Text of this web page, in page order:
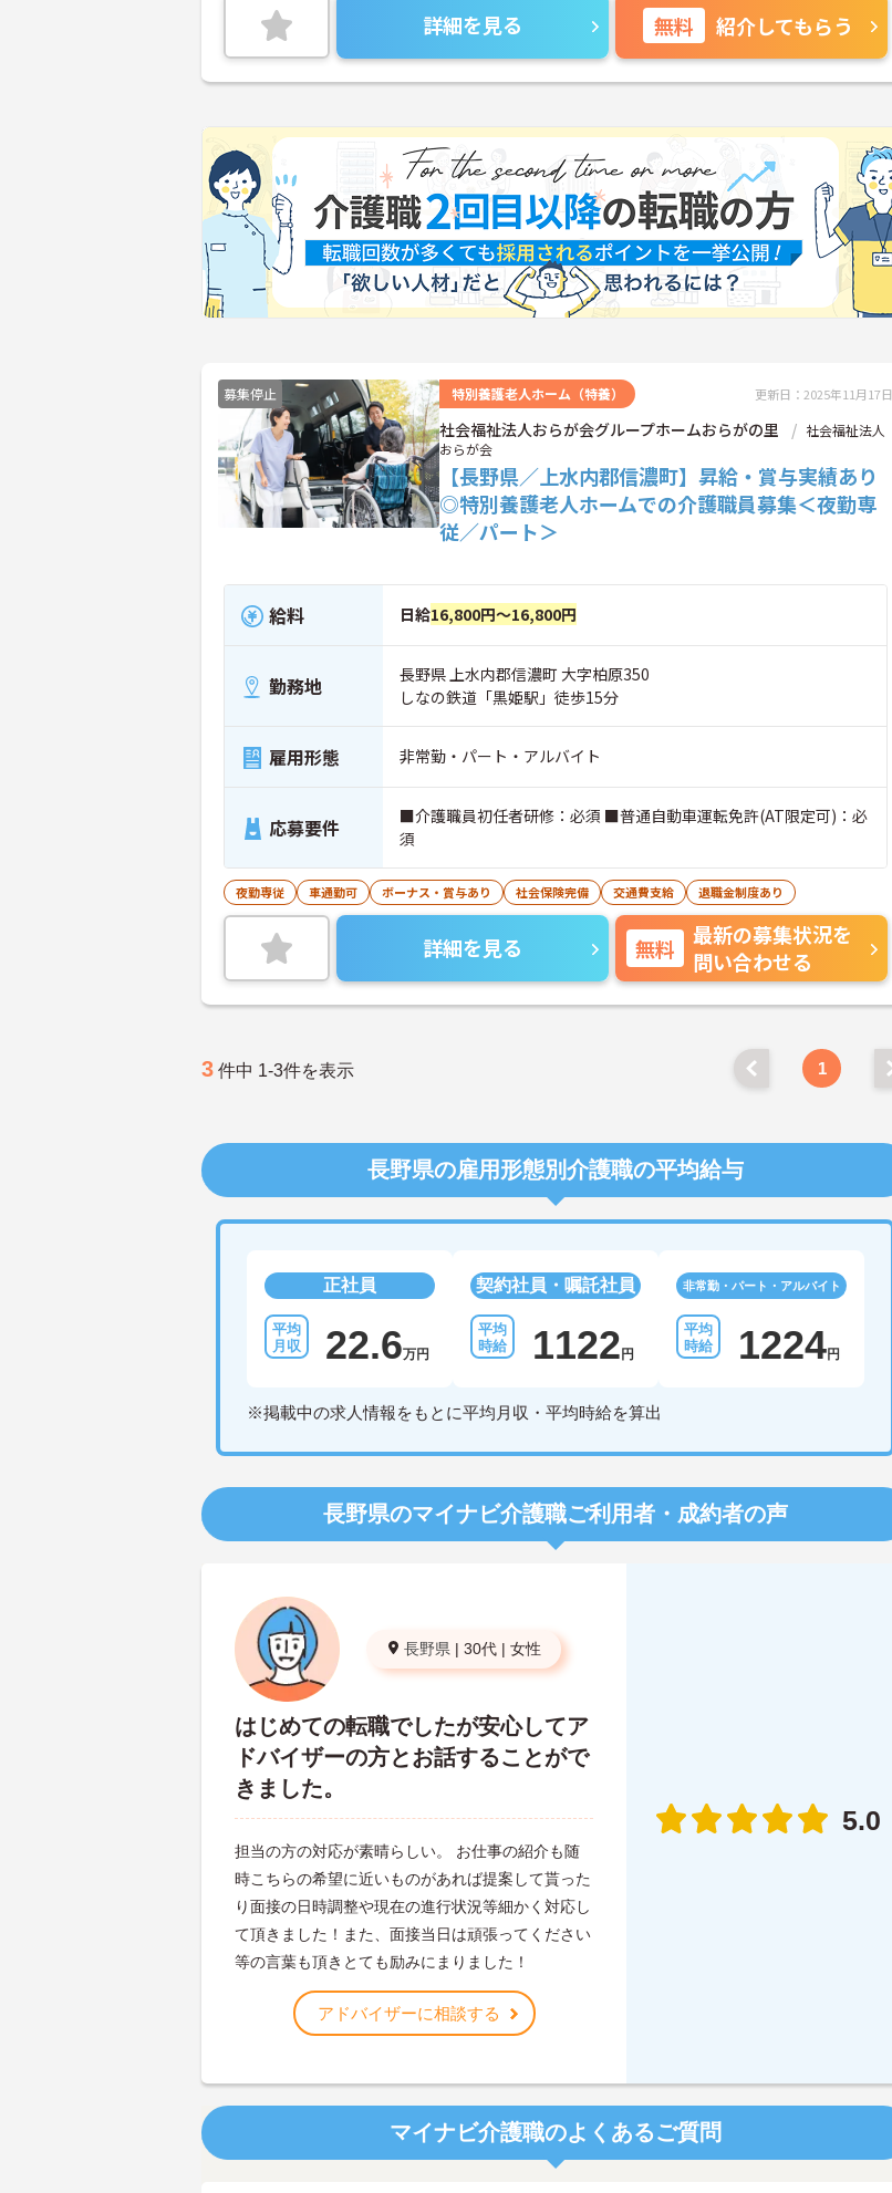
詳細を見る 無料 紹介してもらう
募集停止 特別養護老人ホーム（特養） 更新日：2025年11月17日
社会福祉法人おらが会グループホームおらがの里
社会福祉法人
おらが会
【長野県／上水内郡信濃町】昇給・賞与実績あり
◎特別養護老人ホームでの介護職員募集＜夜勤専
従／パート＞
給料 日給16,800円～16,800円
勤務地
長野県 上水内郡信濃町 大字柏原350
しなの鉄道「黒姫駅」徒歩15分
雇用形態 非常勤・パート・アルバイト
応募要件
■介護職員初任者研修：必須 ■普通自動車運転免許(AT限定可)：必
須
夜勤専従 車通勤可 ボーナス・賞与あり 社会保険完備 交通費支給 退職金制度あり
詳細を見る 無料
最新の募集状況を
問い合わせる
3 件中 1-3件を表示 1
長野県の雇用形態別介護職の平均給与
正社員
22.6万円
契約社員・嘱託社員
1122 円
非常勤・パート・アルバイト
1224円
※掲載中の求人情報をもとに平均月収・平均時給を算出
長野県のマイナビ介護職ご利用者・成約者の声
長野県 | 30代 | 女性
はじめての転職でしたが安心してア
ドバイザーの方とお話することがで
きました。
担当の方の対応が素晴らしい。 お仕事の紹介も随
時こちらの希望に近いものがあれば提案して貰った
り面接の日時調整や現在の進行状況等細かく対応し
て頂きました！また、面接当日は頑張ってください
等の言葉も頂きとても励みにまりました！
アドバイザーに相談する
5.0
マイナビ介護職のよくあるご質問